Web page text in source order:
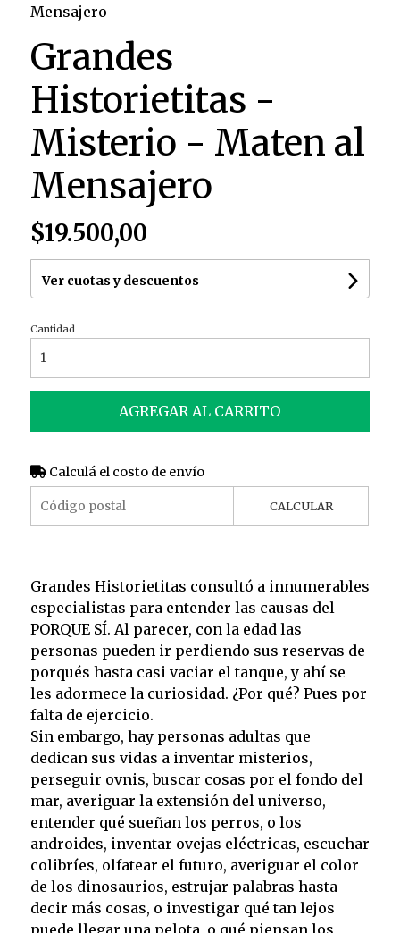
Mensajero
Grandes
Historietitas -
Misterio - Maten al
Mensajero
$19.500,00
Ver cuotas y descuentos
Cantidad
AGREGAR AL CARRITO
Calculá el costo de envío
CALCULAR
Grandes Historietitas consultó a innumerables
especialistas para entender las causas del
PORQUE SÍ. Al parecer, con la edad las
personas pueden ir perdiendo sus reservas de
porqués hasta casi vaciar el tanque, y ahí se
les adormece la curiosidad. ¿Por qué? Pues por
falta de ejercicio.
Sin embargo, hay personas adultas que
dedican sus vidas a inventar misterios,
perseguir ovnis, buscar cosas por el fondo del
mar, averiguar la extensión del universo,
entender qué sueñan los perros, o los
androides, inventar ovejas eléctricas, escuchar
colibríes, olfatear el futuro, averiguar el color
de los dinosaurios, estrujar palabras hasta
decir más cosas, o investigar qué tan lejos
puede llegar una pelota, o qué piensan los